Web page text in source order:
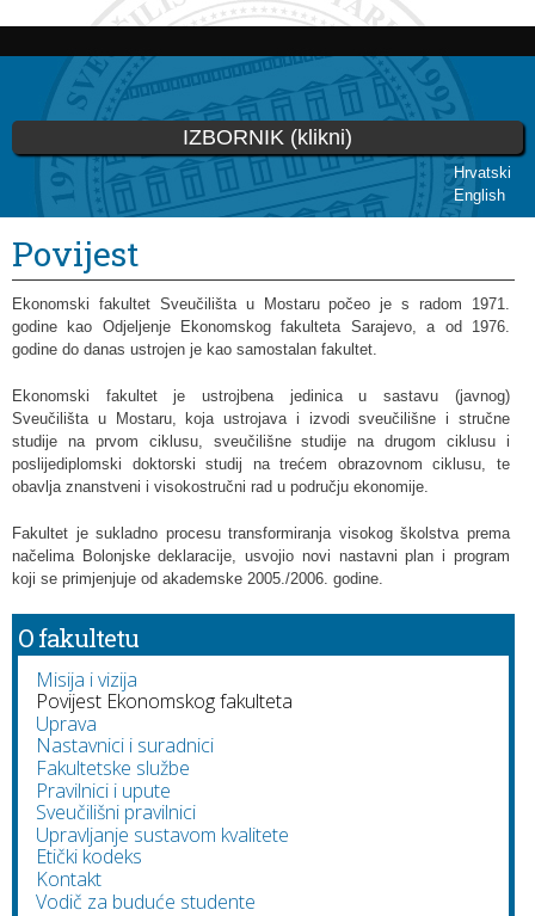
Skoči
glavni
sadržaj
Hrvatski
English
IZBORNIK (klikni)
Vi ste ovdje
Povijest
Ekonomski fakultet Sveučilišta u Mostaru počeo je s radom 1971.
godine kao Odjeljenje Ekonomskog fakulteta Sarajevo, a od 1976.
godine do danas ustrojen je kao samostalan fakultet.
Ekonomski fakultet je ustrojbena jedinica u sastavu (javnog)
Sveučilišta u Mostaru, koja ustrojava i izvodi sveučilišne i stručne
studije na prvom ciklusu, sveučilišne studije na drugom ciklusu i
poslijediplomski doktorski studij na trećem obrazovnom ciklusu, te
obavlja znanstveni i visokostručni rad u području ekonomije.
Fakultet je sukladno procesu transformiranja visokog školstva prema
načelima Bolonjske deklaracije, usvojio novi nastavni plan i program
koji se primjenjuje od akademske 2005./2006. godine.
O fakultetu
Misija i vizija
Povijest Ekonomskog fakulteta
Uprava
Nastavnici i suradnici
Fakultetske službe
Pravilnici i upute
Sveučilišni pravilnici
Upravljanje sustavom kvalitete
Etički kodeks
Kontakt
Vodič za buduće studente